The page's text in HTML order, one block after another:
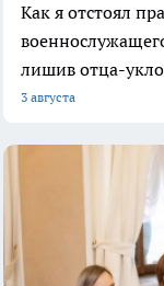
Как я отстоял
лишив отца-
3 августа